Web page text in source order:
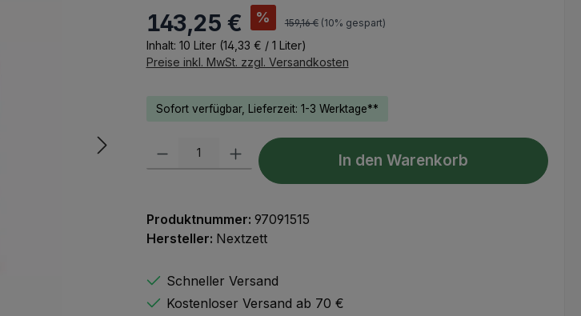
143,25 € % Regulärer Preis:
159,16 € (10% gespart)
Inhalt: 10 Liter (14,33 € / 1 Liter)
Preise inkl. MwSt. zzgl. Versandkosten
Sofort verfügbar, Lieferzeit: 1-3 Werktage**
Produkt Anzahl: Gib den gewünschten Wert ein oder benutze die Schaltflächen
In den Warenkorb
Produktnummer: 97091515
Hersteller: Nextzett
Schneller Versand
Kostenloser Versand ab 70 €